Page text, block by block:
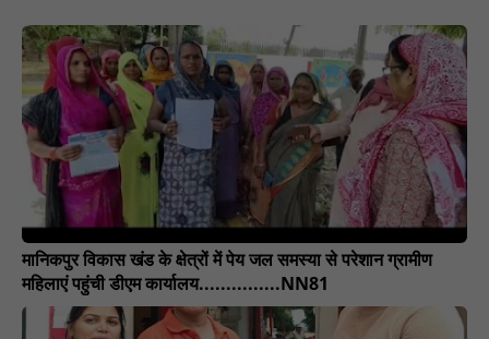
मानिकपुर विकास खंड के क्षेत्रों में पेय जल समस्या से परेशान ग्रामीण
महिलाएं पहुंची डीएम कार्यालय...............NN81